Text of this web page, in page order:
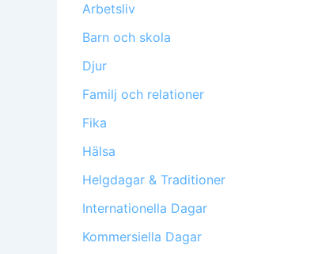
Arbetsliv
Barn och skola
Djur
Familj och relationer
Fika
Hälsa
Helgdagar & Traditioner
Internationella Dagar
Kommersiella Dagar